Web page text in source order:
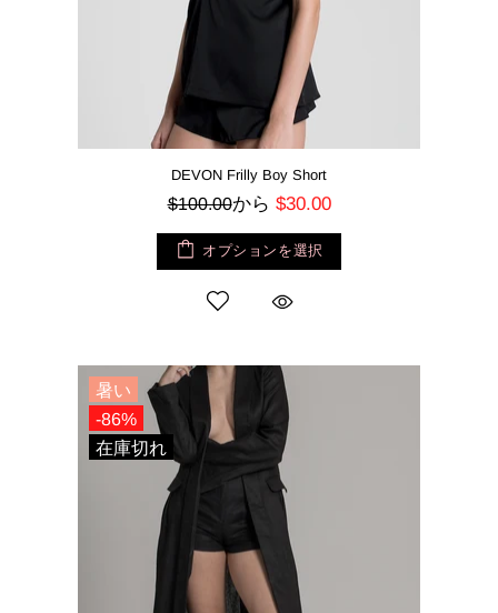
DEVON Frilly Boy Short
$100.00から $30.00
オプションを選択
暑い
-86%
在庫切れ